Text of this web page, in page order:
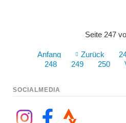
Seite 247
Anfang Zurück
248
249 250
SOCIALMEDIA